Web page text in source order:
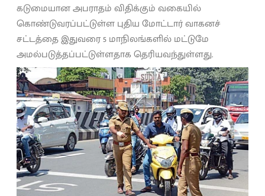
கடுமையான அபராதம் விதிக்கும் வகையில்
கொண்டுவரப்பட்டுள்ள புதிய மோட்டார் வாகனச்
சட்டத்தை இதுவரை 5 மாநிலங்களில் மட்டுமே
அமல்படுத்தப்பட்டுள்ளதாக தெரியவந்துள்ளது.